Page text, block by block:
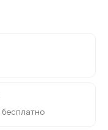
бесплатно